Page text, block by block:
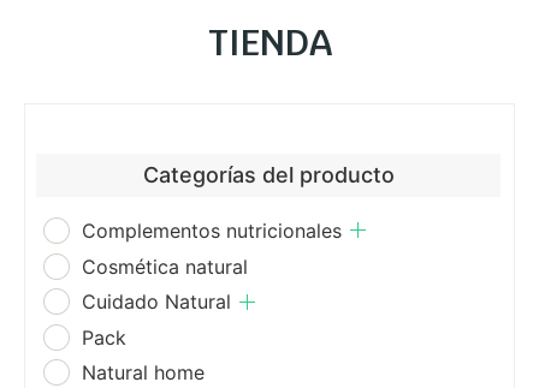
TIENDA
Categorías del producto
Complementos nutricionales
Cosmética natural
Cuidado Natural
Pack
Natural home